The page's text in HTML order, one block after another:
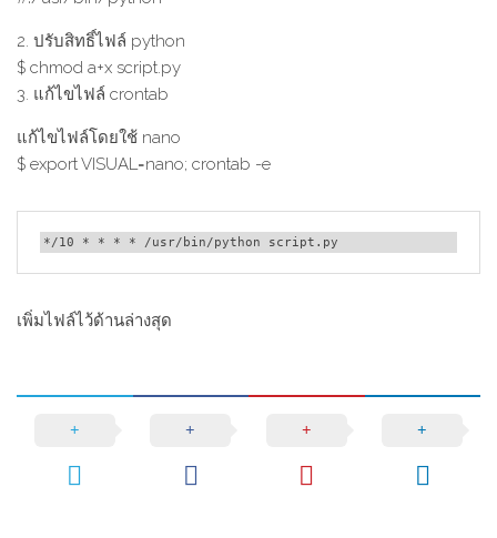
2. ปรับสิทธิ์ไฟล์ python
$ chmod a+x script.py
3. แก้ไขไฟล์ crontab
แก้ไขไฟล์โดยใช้ nano
$ export VISUAL=nano; crontab -e
*/10 * * * * /usr/bin/python script.py
เพิ่มไฟล์ไว้ด้านล่างสุด